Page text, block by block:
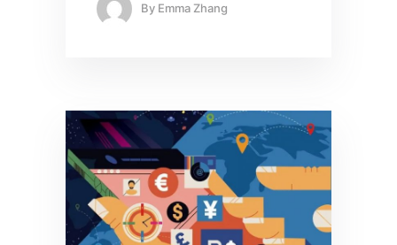
By Emma Zhang